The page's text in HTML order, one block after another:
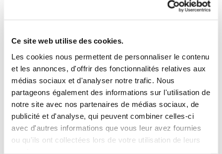
Ce site web utilise des cookies.
Les cookies nous permettent de personnaliser le contenu
et les annonces, d'offrir des fonctionnalités relatives aux
médias sociaux et d'analyser notre trafic. Nous
partageons également des informations sur l'utilisation de
notre site avec nos partenaires de médias sociaux, de
publicité et d'analyse, qui peuvent combiner celles-ci
avec d'autres informations que vous leur avez fournies
ou qu'ils ont collectées lors de votre utilisation de leurs